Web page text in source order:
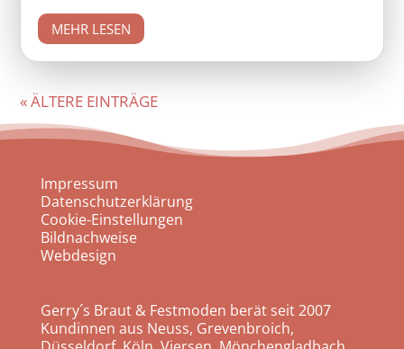
MEHR LESEN
« ÄLTERE EINTRÄGE
Impressum
Datenschutzerklärung
Cookie-Einstellungen
Bildnachweise
Webdesign
Gerry´s Braut & Festmoden berät seit 2007
Kundinnen aus Neuss, Grevenbroich,